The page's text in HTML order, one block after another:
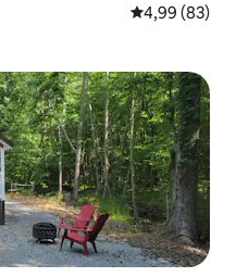
4,99 af 5 í
4,99 (83)